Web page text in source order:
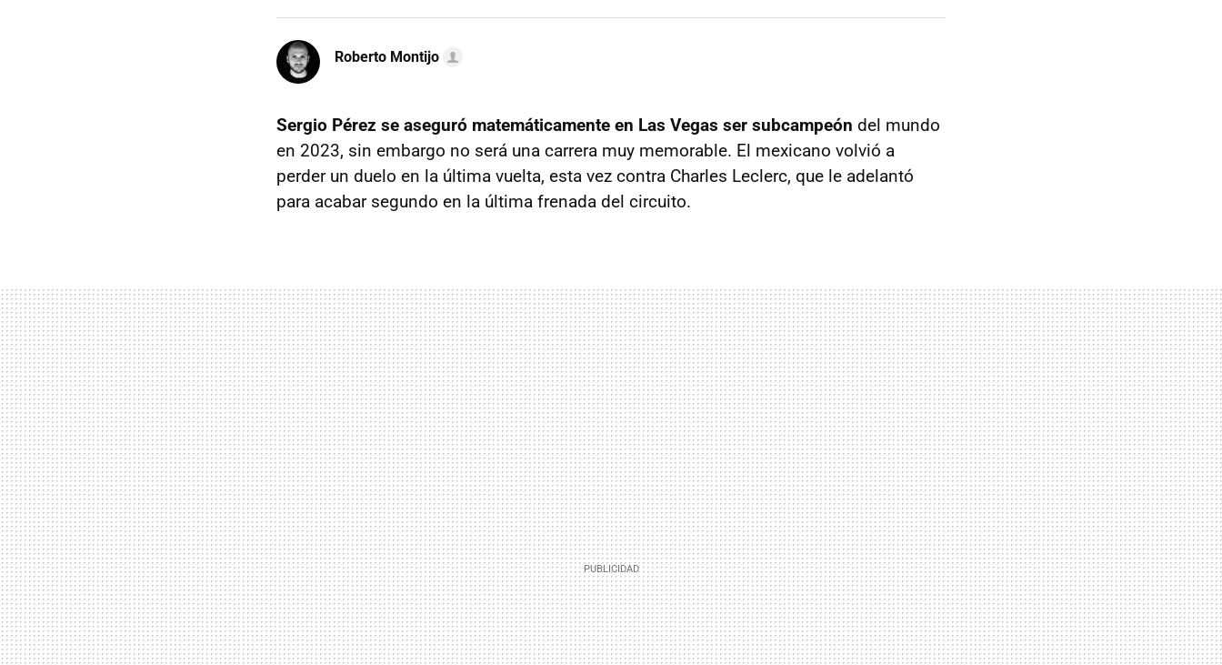
Roberto Montijo
Sergio Pérez se aseguró matemáticamente en Las Vegas ser subcampeón del mundo
en 2023, sin embargo no será una carrera muy memorable. El mexicano volvió a
perder un duelo en la última vuelta, esta vez contra Charles Leclerc, que le adelantó
para acabar segundo en la última frenada del circuito.